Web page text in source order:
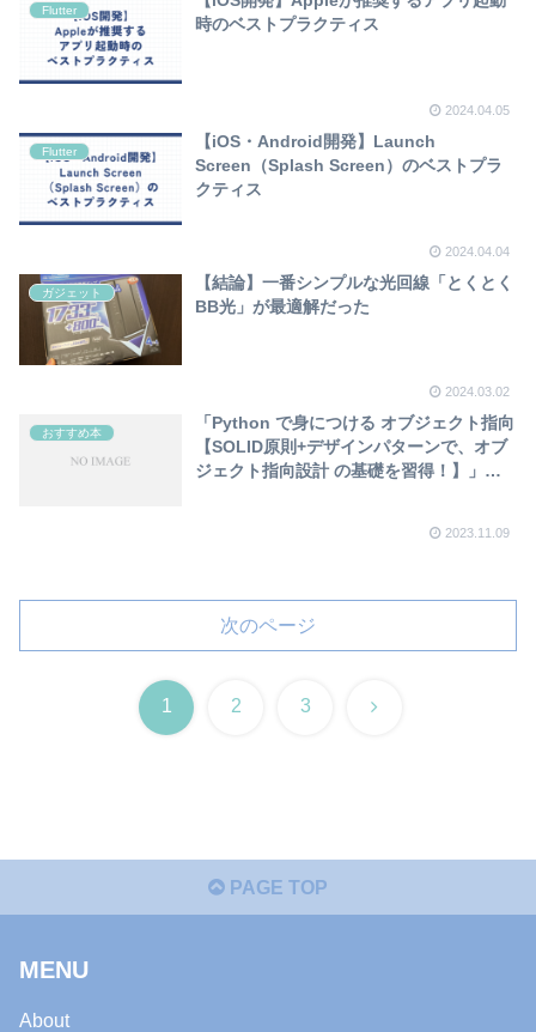
Flutter
時のベストプラクティス
2024.04.05
Flutter
【iOS・Android開発】Launch
Screen（Splash Screen）のベストプラ
クティス
2024.04.04
ガジェット
【結論】一番シンプルな光回線「とくとく
BB光」が最適解だった
2024.03.02
おすすめ本
「Python で身につける オブジェクト指向
【SOLID原則+デザインパターンで、オブ
ジェクト指向設計 の基礎を習得！】」の
2023.11.09
次のページ
1 2 3 次
PAGE TOP
MENU
About